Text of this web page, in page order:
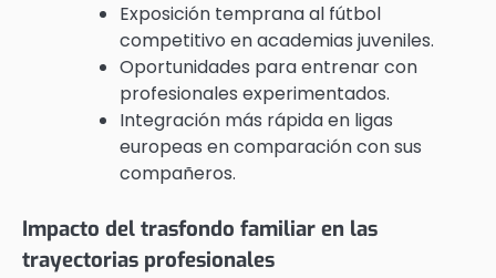
Exposición temprana al fútbol
competitivo en academias juveniles.
Oportunidades para entrenar con
profesionales experimentados.
Integración más rápida en ligas
europeas en comparación con sus
compañeros.
Impacto del trasfondo familiar en las
trayectorias profesionales